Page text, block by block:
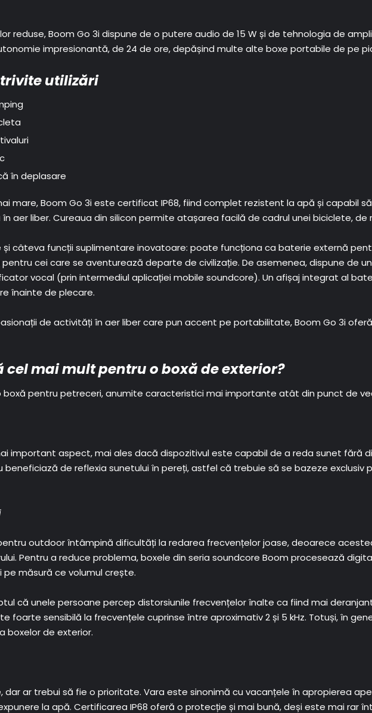
reduse, Boom Go 3i dispune de o putere audio de 15 W și de tehnologia de
impresionantă, de 24 de ore, depășind multe alte boxe portabile de pe
utilizări
în deplasare
mare, Boom Go 3i este certificat IP68, fiind complet rezistent la apă și capabil
aer liber. Cureaua din silicon permite atașarea facilă de cadrul unei biciclete, de
și câteva funcții suplimentare inovatoare: poate funcționa ca baterie externă
cei care se aventurează departe de civilizație. De asemenea, dispune de
vocal (prin intermediul aplicației mobile soundcore). Un afișaj integrat al
înainte de plecare.
de activități în aer liber care pun accent pe portabilitate, Boom Go 3i
cel mai mult pentru o boxă de exterior?
boxă pentru petreceri, anumite caracteristici mai importante atât din punct de
important aspect, mai ales dacă dispozitivul este capabil de a reda sunet fără
beneficiază de reflexia sunetului în pereți, astfel că trebuie să se bazeze
outdoor întâmpină dificultăți la redarea frecvențelor joase, deoarece
Pentru a reduce problema, boxele din seria soundcore Boom procesează
pe măsură ce volumul crește.
că unele persoane percep distorsiunile frecvențelor înalte ca fiind mai
foarte sensibilă la frecvențele cuprinse între aproximativ 2 și 5 kHz. Totuși, în
boxelor de exterior.
dar ar trebui să fie o prioritate. Vara este sinonimă cu vacanțele în apropierea
la apă. Certificarea IP68 oferă o protecție și mai bună, deși este mai rar